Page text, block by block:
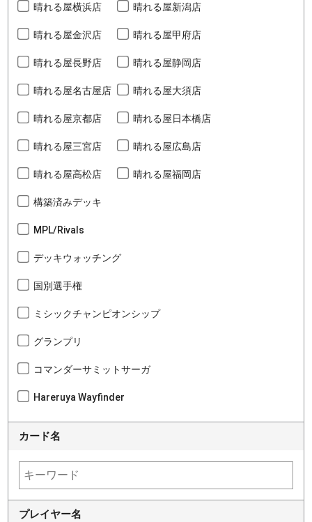
晴れる屋横浜店 晴れる屋新潟店
晴れる屋金沢店 晴れる屋甲府店
晴れる屋長野店 晴れる屋静岡店
晴れる屋名古屋店 晴れる屋大須店
晴れる屋京都店 晴れる屋日本橋店
晴れる屋三宮店 晴れる屋広島店
晴れる屋高松店 晴れる屋福岡店
構築済みデッキ
MPL/Rivals
デッキウォッチング
国別選手権
ミシックチャンピオンシップ
グランプリ
コマンダーサミットサーガ
Hareruya Wayfinder
カード名
プレイヤー名